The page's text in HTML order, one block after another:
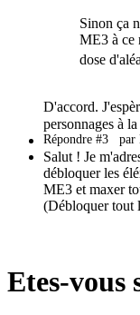
Sinon ça
ME3 à ce
dose
D'accord.
personnages à
Répondre #3 par
Salut ! Je
débloquer les
ME3 et maxer
(Débloquer tout
Etes-vous